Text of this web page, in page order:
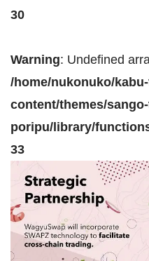
30
Warning: Undefined
/home/nukonuko/
content/themes/
poripu/library/
33